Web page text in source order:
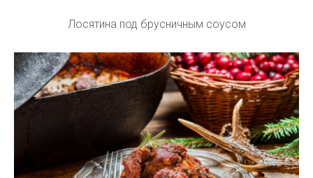
Лосятина под брусничным соусом